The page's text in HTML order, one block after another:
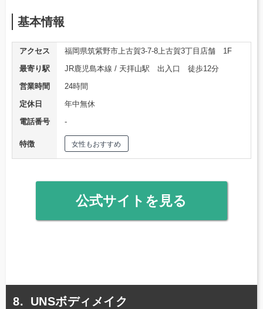
基本情報
アクセス
福岡県筑紫野市上古賀3-7-8上古賀3丁目店舗 1F
最寄り駅
JR鹿児島本線 / 天拝山駅 出入口 徒歩12分
営業時間
24時間
定休日
年中無休
電話番号
‐
特徴 女性もおすすめ
公式サイトを見る
UNSボディメイク